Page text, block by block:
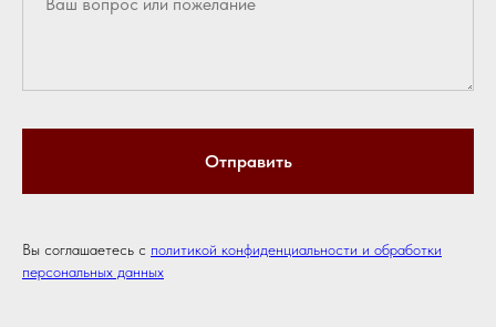
Отправить
Вы соглашаетесь с политикой конфиденциальности и обработки
персональных данных